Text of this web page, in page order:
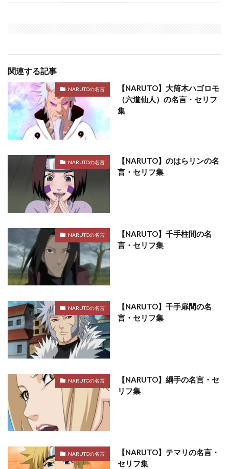
関連する記事
NARUTOの名言
【NARUTO】大筒木ハゴロモ
（六道仙人）の名言・セリフ
集
NARUTOの名言
【NARUTO】のはらリンの名
言・セリフ集
NARUTOの名言
【NARUTO】千手柱間の名
言・セリフ集
NARUTOの名言
【NARUTO】千手扉間の名
言・セリフ集
NARUTOの名言
【NARUTO】綱手の名言・セ
リフ集
NARUTOの名言
【NARUTO】テマリの名言・
セリフ集